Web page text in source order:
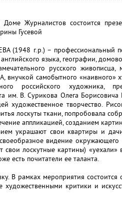
Журналистов состоится
Гусевой
(1948 г.р.) – профессиональный
языка, географии,
русского живописца,
внучкой самобытного
российского художника,
им. В. Сурикова Олега
художественное творчество.
лоскуты ткани, попробовала
аппликацией, созданием
украшают свои квартиры и
видение окружающего
свои лоскутные картины)
есть почитатели ее таланта.
В рамках мероприятия
художественными критики и